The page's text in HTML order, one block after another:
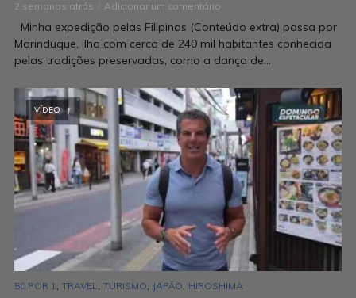
2 semanas atrás Adicionar um comentário
Minha expedição pelas Filipinas (Conteúdo extra) passa por
Marinduque, ilha com cerca de 240 mil habitantes conhecida
pelas tradições preservadas, como a dança de...
VÍDEO
50 POR 1, TRAVEL, TURISMO, JAPÃO, HIROSHIMA